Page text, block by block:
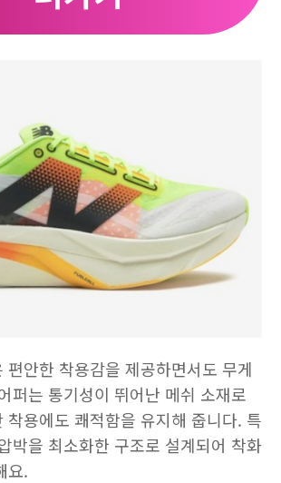
편안한 착용감을 제공하면서도 무게
퍼는 통기성이 뛰어난 메쉬 소재로
착용에도 쾌적함을 유지해 줍니다. 특
박을 최소화한 구조로 설계되어 착화
요.